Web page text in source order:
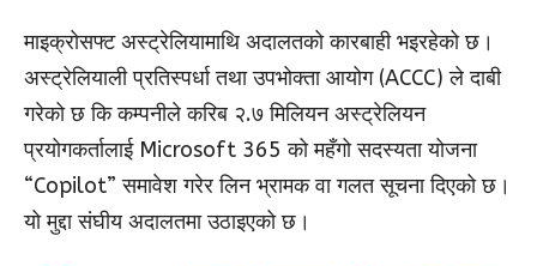
माइक्रोसफ्ट अस्ट्रेलियामाथि अदालतको कारबाही भइरहेको छ।
अस्ट्रेलियाली प्रतिस्पर्धा तथा उपभोक्ता आयोग (ACCC) ले दाबी
गरेको छ कि कम्पनीले करिब २.७ मिलियन अस्ट्रेलियन
प्रयोगकर्तालाई Microsoft 365 को महँगो सदस्यता योजना
“Copilot” समावेश गरेर लिन भ्रामक वा गलत सूचना दिएको छ।
यो मुद्दा संघीय अदालतमा उठाइएको छ।